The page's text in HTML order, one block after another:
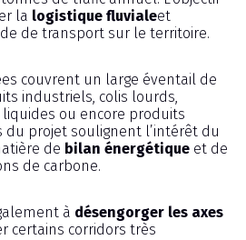
la logistique fluvialeet
de transport sur le territoire.
couvrent un large éventail de
industriels, colis lourds,
ou encore produits
du projet soulignent l’intérêt du
de bilan énergétique et de
de carbone.
à désengorger les axes
certains corridors très